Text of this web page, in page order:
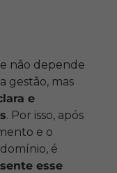
não depende
gestão, mas
e
. Por isso, após
e o
é
esse